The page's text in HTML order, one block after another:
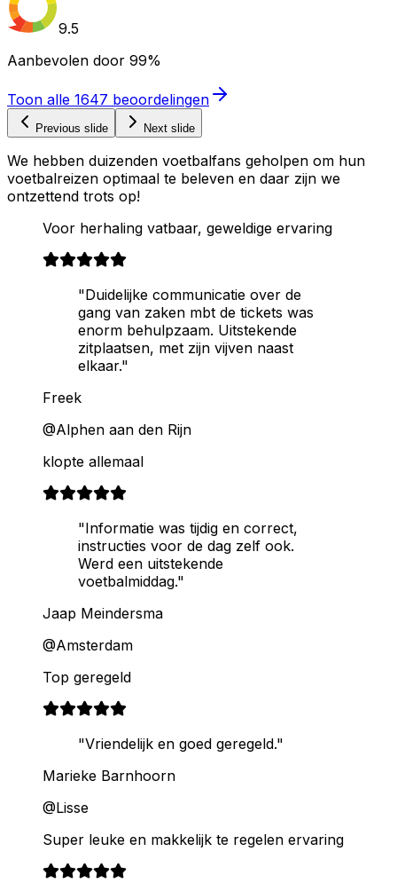
9.5
Aanbevolen door 99%
Toon alle 1647 beoordelingen
Previous slide Next slide
We hebben duizenden voetbalfans geholpen om hun
voetbalreizen optimaal te beleven en daar zijn we
ontzettend trots op!
Voor herhaling vatbaar, geweldige ervaring
"Duidelijke communicatie over de
gang van zaken mbt de tickets was
enorm behulpzaam. Uitstekende
zitplaatsen, met zijn vijven naast
elkaar."
Freek
@Alphen aan den Rijn
klopte allemaal
"Informatie was tijdig en correct,
instructies voor de dag zelf ook.
Werd een uitstekende
voetbalmiddag."
Jaap Meindersma
@Amsterdam
Top geregeld
"Vriendelijk en goed geregeld."
Marieke Barnhoorn
@Lisse
Super leuke en makkelijk te regelen ervaring